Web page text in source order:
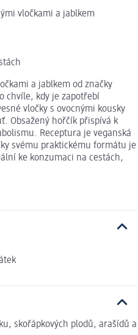
vločkami a jablkem
a jablkem od značky
chvíle, kdy je zapotřebí
vločky s ovocnými kousky
Obsažený hořčík přispívá k
Receptura je veganská
svému praktickému formátu je
ke konzumaci na cestách,
skořápkových plodů, arašídů a